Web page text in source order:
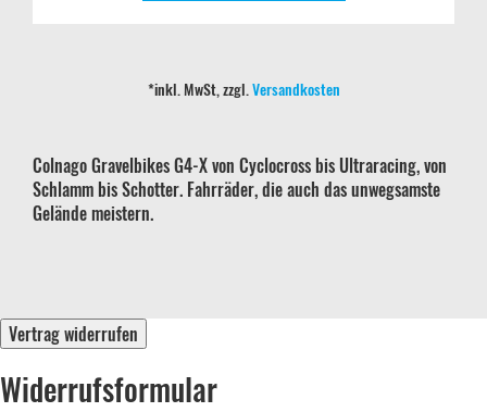
*inkl. MwSt, zzgl.Versandkosten
Colnago Gravelbikes G4-X von Cyclocross bis Ultraracing, von
Schlamm bis Schotter. Fahrräder, die auch das unwegsamste
Gelände meistern.
Vertrag widerrufen
Widerrufsformular